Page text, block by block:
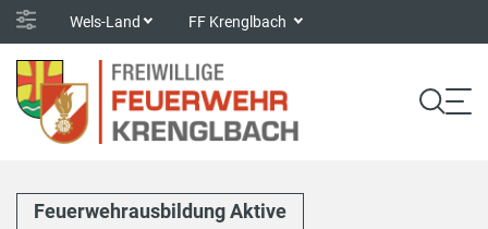
Wels-Land FF Krenglbach
Feuerwehrausbildung Aktive